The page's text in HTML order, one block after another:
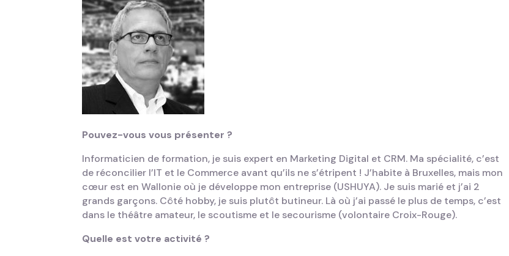
Pouvez-vous vous présenter ?
Informaticien de formation, je suis expert en Marketing Digital et CRM. Ma spécialité, c’est
de réconcilier l’IT et le Commerce avant qu’ils ne s’étripent ! J’habite à Bruxelles, mais mon
cœur est en Wallonie où je développe mon entreprise (USHUYA). Je suis marié et j’ai 2
grands garçons. Côté hobby, je suis plutôt butineur. Là où j’ai passé le plus de temps, c’est
dans le théâtre amateur, le scoutisme et le secourisme (volontaire Croix-Rouge).
Quelle est votre activité ?